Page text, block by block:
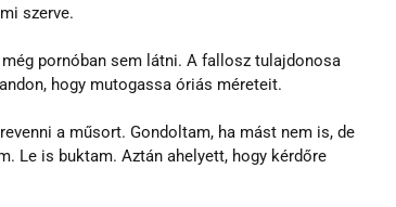
szerve.
pornóban sem látni. A fallosz tulajdonosa
hogy mutogassa óriás méreteit.
a műsort. Gondoltam, ha mást nem is, de
Le is buktam. Aztán ahelyett, hogy kérdőre